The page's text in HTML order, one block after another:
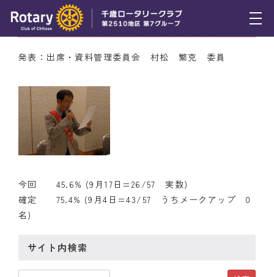
トピックス
活動報告
理事会報告
年間プログラム
木曜会
組織図
クラブのあゆみ
9月17日（木） 出席率
発表：出席・資料管理委員会 村松 繁克 委員
今回 45.6% (9月17日=26/57 実数)
確定 75.4% (9月4日=43/57 うちメークアップ 0
名)
サイト内検索